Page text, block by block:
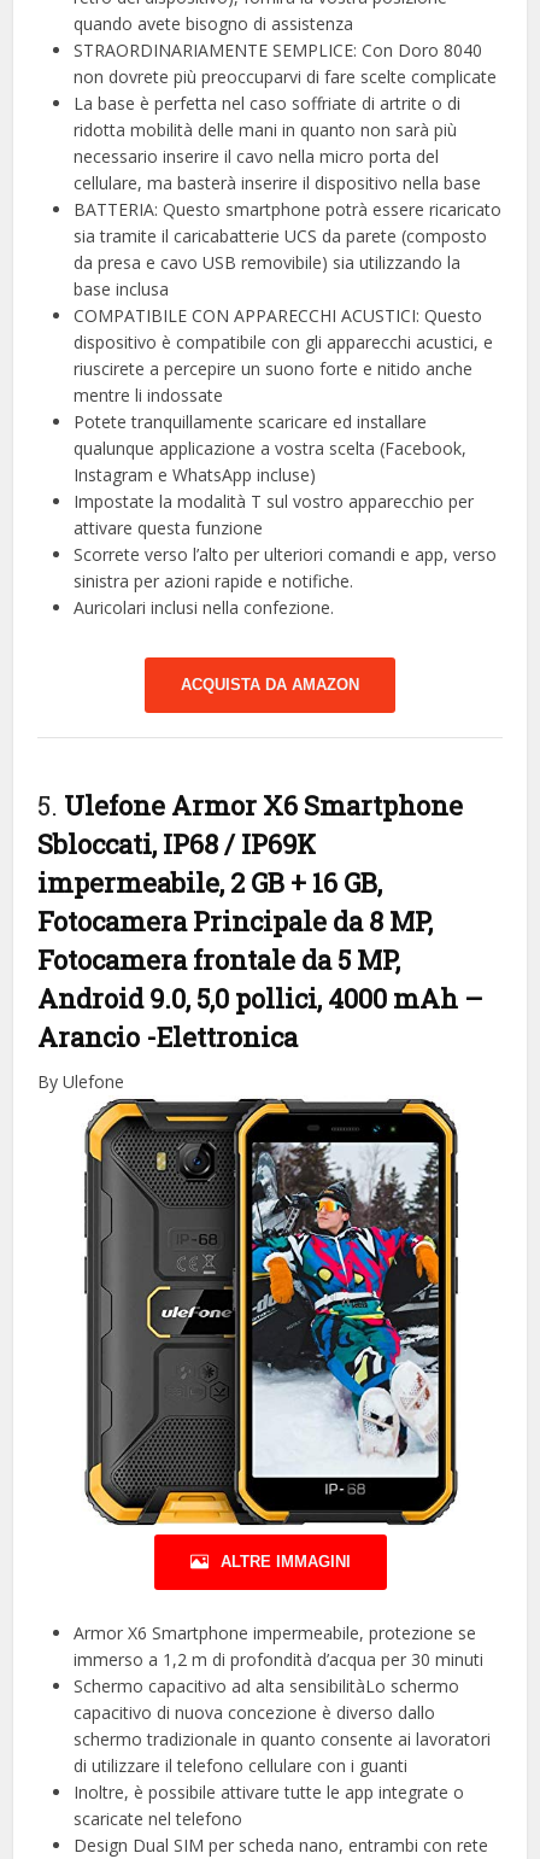
quando avete bisogno di assistenza
STRAORDINARIAMENTE SEMPLICE: Con Doro 8040
non dovrete più preoccuparvi di fare scelte complicate
La base è perfetta nel caso soffriate di artrite o di
ridotta mobilità delle mani in quanto non sarà più
necessario inserire il cavo nella micro porta del
cellulare, ma basterà inserire il dispositivo nella base
BATTERIA: Questo smartphone potrà essere ricaricato
sia tramite il caricabatterie UCS da parete (composto
da presa e cavo USB removibile) sia utilizzando la
base inclusa
COMPATIBILE CON APPARECCHI ACUSTICI: Questo
dispositivo è compatibile con gli apparecchi acustici, e
riuscirete a percepire un suono forte e nitido anche
mentre li indossate
Potete tranquillamente scaricare ed installare
qualunque applicazione a vostra scelta (Facebook,
Instagram e WhatsApp incluse)
Impostate la modalità T sul vostro apparecchio per
attivare questa funzione
Scorrete verso l’alto per ulteriori comandi e app, verso
sinistra per azioni rapide e notifiche.
Auricolari inclusi nella confezione.
ACQUISTA DA AMAZON
5. Ulefone Armor X6 Smartphone
Sbloccati, IP68 / IP69K
impermeabile, 2 GB + 16 GB,
Fotocamera Principale da 8 MP,
Fotocamera frontale da 5 MP,
Android 9.0, 5,0 pollici, 4000 mAh –
Arancio -Elettronica
By Ulefone
ALTRE IMMAGINI
Armor X6 Smartphone impermeabile, protezione se
immerso a 1,2 m di profondità d’acqua per 30 minuti
Schermo capacitivo ad alta sensibilitàLo schermo
capacitivo di nuova concezione è diverso dallo
schermo tradizionale in quanto consente ai lavoratori
di utilizzare il telefono cellulare con i guanti
Inoltre, è possibile attivare tutte le app integrate o
scaricate nel telefono
Design Dual SIM per scheda nano, entrambi con rete